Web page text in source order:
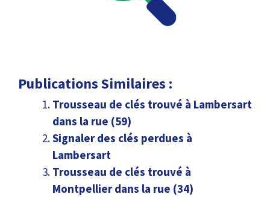
Publications Similaires :
Trousseau de clés trouvé à Lambersart
dans la rue (59)
Signaler des clés perdues à
Lambersart
Trousseau de clés trouvé à
Montpellier dans la rue (34)